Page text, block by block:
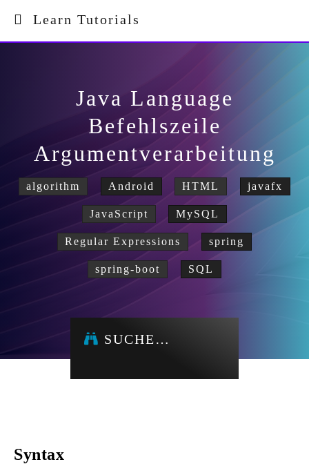
Learn Tutorials
Java Language
Befehlszeile
Argumentverarbeitung
algorithm Android HTML javafx
JavaScript MySQL
Regular Expressions spring
spring-boot SQL
SUCHE…
Syntax